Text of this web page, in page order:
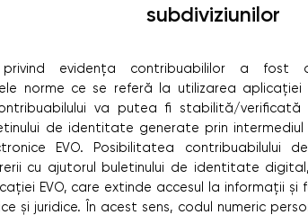
subdiviziunilor
privind evidența contribuabililor a fost
norme ce se referă la utilizarea aplicației
va putea fi stabilită/verificată
de identitate generate prin
EVO. Posibilitatea
cu ajutorul buletinului de identitate
EVO, care extinde accesul la informații
și juridice. În acest sens, codul numeric